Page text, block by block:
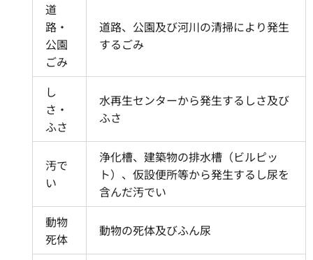
道
路・
公園
ごみ
道路、公園及び河川の清掃により発生
するごみ
し
さ・
ふさ
水再生センターから発生するしさ及び
ふさ
汚で
い
浄化槽、建築物の排水槽（ビルピッ
ト）、仮設便所等から発生するし尿を
含んだ汚でい
動物
死体
動物の死体及びふん尿